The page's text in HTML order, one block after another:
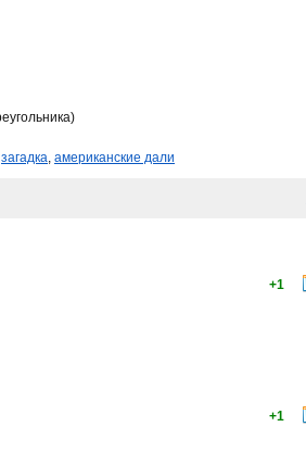
загадка, американские дали
+1
+1